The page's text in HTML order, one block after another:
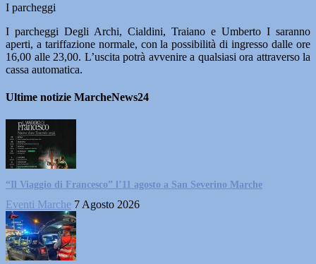
I parcheggi
I parcheggi Degli Archi, Cialdini, Traiano e Umberto I saranno
aperti, a tariffazione normale, con la possibilità di ingresso dalle ore
16,00 alle 23,00. L’uscita potrà avvenire a qualsiasi ora attraverso la
cassa automatica.
Ultime notizie MarcheNews24
“Il Viaggio di Francesco” l’11 agosto a San Severino Marche
Eventi Marche 7 Agosto 2026